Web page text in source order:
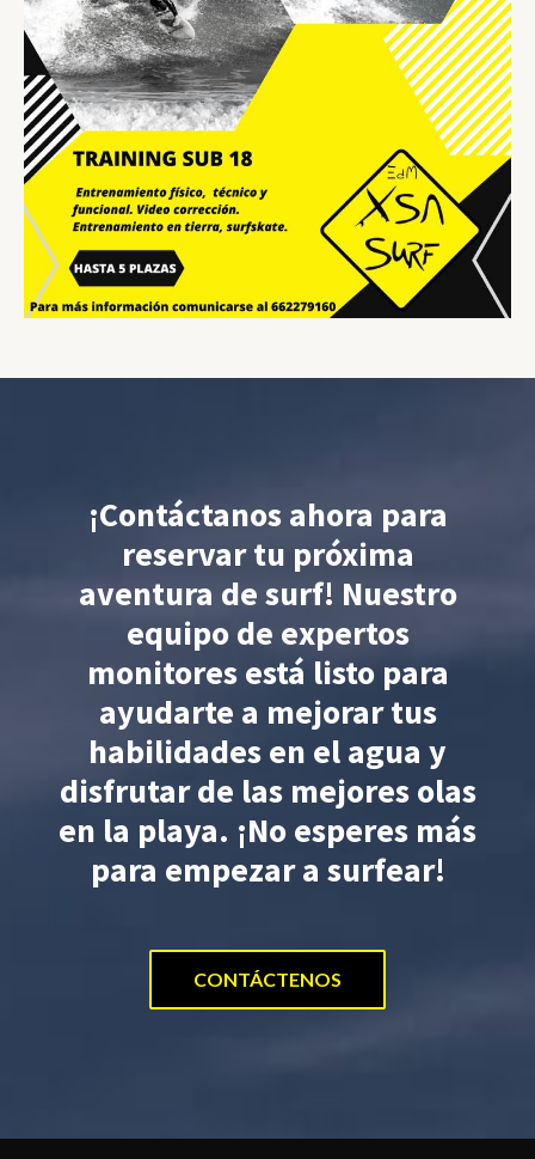
¡Contáctanos ahora para
reservar tu próxima
aventura de surf! Nuestro
equipo de expertos
monitores está listo para
ayudarte a mejorar tus
habilidades en el agua y
disfrutar de las mejores olas
en la playa. ¡No esperes más
para empezar a surfear!
CONTÁCTENOS